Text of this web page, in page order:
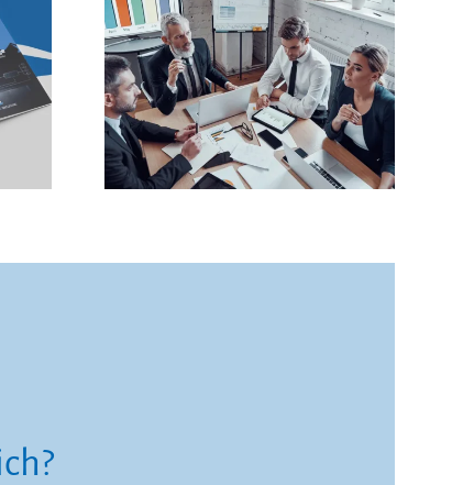
kein
Omnichannel im
Kundenservice:
Warum „Effizienz“
allein die falsche
Zielgröße ist